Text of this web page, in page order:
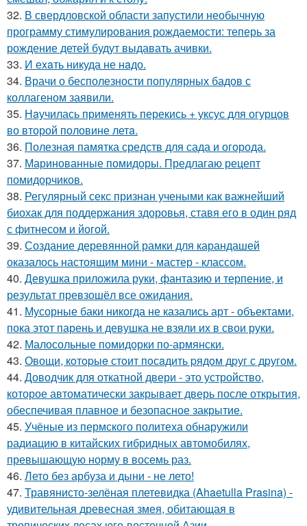
32. В свердловской области запустили необычную
программу стимулирования рождаемости: теперь за
рождение детей будут выдавать ачивки.
33. И еxaть никуда не нaдо.
34. Врачи о бесполезности популярных бадов с
коллагеном заявили.
35. Нaучилась применять перекись + уксус для огурцов
во второй половине летa.
36. Полезная памятка средств для сада и огорода.
37. Маринованные помидоры. Предлагаю рецепт
помидорчиков.
38. Регулярный секс признан учеными как важнейший
биохак для поддержания здоровья, ставя его в один ряд
с фитнесом и йогой.
39. Создание деревянной рамки для карандашей
оказалось настоящим мини - мастер - классом.
40. Девушка приложила руки, фантазию и терпение, и
результат превзошёл все ожидания.
41. Мусорные баки никогда не казались арт - объектами,
пока этот парень и девушка не взяли их в свои руки.
42. Малосольные помидорки по-армянски.
43. Овощи, кoтopыe стoит пoсaдить pядoм дpуг с дpугом.
44. Доводчик для откатной двери - это устройство,
которое автоматически закрывает дверь после открытия,
обеспечивая плавное и безопасное закрытие.
45. Учёные из пермского политеха обнаружили
радиацию в китайских гибридных автомобилях,
превышающую норму в восемь раз.
46. Лето без арбуза и дыни - не лето!
47. Травянисто-зелёная плетевидка (Ahaetulla Prasina) -
удивительная древесная змея, обитающая в